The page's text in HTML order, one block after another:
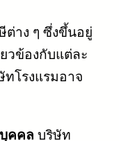
ต่าง ๆ ซึ่งขึ้นอยู่
วข้องกับแต่ละ
ทโรงแรมอาจ
คคล บริษัท